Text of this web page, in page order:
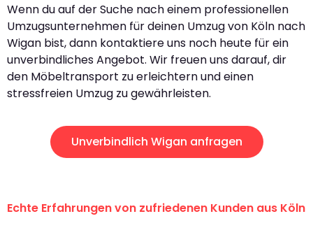
Wenn du auf der Suche nach einem professionellen
Umzugsunternehmen für deinen Umzug von Köln nach
Wigan bist, dann kontaktiere uns noch heute für ein
unverbindliches Angebot. Wir freuen uns darauf, dir
den Möbeltransport zu erleichtern und einen
stressfreien Umzug zu gewährleisten.
Unverbindlich Wigan anfragen
Echte Erfahrungen von zufriedenen Kunden aus Köln